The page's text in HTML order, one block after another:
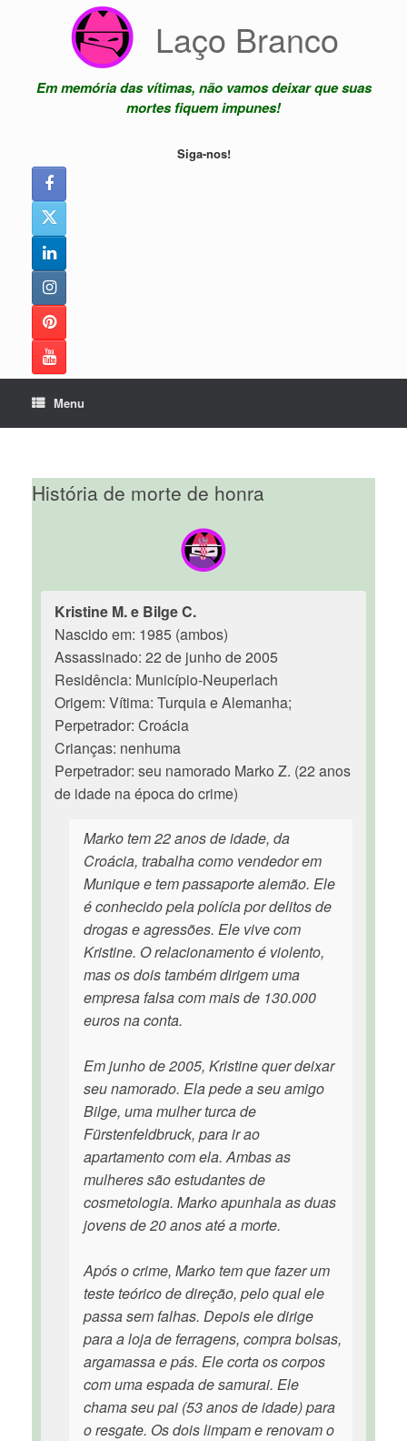
Laço Branco
Em memória das vítimas, não vamos deixar que suas
mortes fiquem impunes!
Siga-nos!
Menu
História de morte de honra
Kristine M. e Bilge C.
Nascido em: 1985 (ambos)
Assassinado: 22 de junho de 2005
Residência: Município-Neuperlach
Origem: Vítima: Turquia e Alemanha;
Perpetrador: Croácia
Crianças: nenhuma
Perpetrador: seu namorado Marko Z. (22 anos
de idade na época do crime)
Marko tem 22 anos de idade, da
Croácia, trabalha como vendedor em
Munique e tem passaporte alemão. Ele
é conhecido pela polícia por delitos de
drogas e agressões. Ele vive com
Kristine. O relacionamento é violento,
mas os dois também dirigem uma
empresa falsa com mais de 130.000
euros na conta.
Em junho de 2005, Kristine quer deixar
seu namorado. Ela pede a seu amigo
Bilge, uma mulher turca de
Fürstenfeldbruck, para ir ao
apartamento com ela. Ambas as
mulheres são estudantes de
cosmetologia. Marko apunhala as duas
jovens de 20 anos até a morte.
Após o crime, Marko tem que fazer um
teste teórico de direção, pelo qual ele
passa sem falhas. Depois ele dirige
para a loja de ferragens, compra bolsas,
argamassa e pás. Ele corta os corpos
com uma espada de samurai. Ele
chama seu pai (53 anos de idade) para
o resgate. Os dois limpam e renovam o